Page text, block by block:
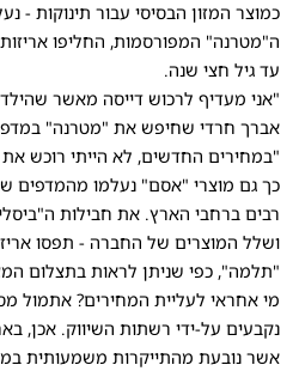
כמוצר המזון הבסיסי עבור תינוקות
ה"מטרנה" המפורסמות, החליפו אריזות
עד גיל חצי שנה.
"אני מעדיף לרכוש דייסה מאשר
אברך חרדי שחיפש את "מטרנה"
"במחירים החדשים, לא הייתי רוכש את
כך גם מוצרי "אסם" נעלמו מהמדפים
רבים ברחבי הארץ. את חבילות
ושלל המוצרים של החברה - תפסו
"תלמה", כפי שניתן לראות בתצלום
מי אחראי לעליית המחירים? אתמול
נקבעים על-ידי רשתות השיווק. אכן,
אשר נובעת מהתייקרות משמעותית